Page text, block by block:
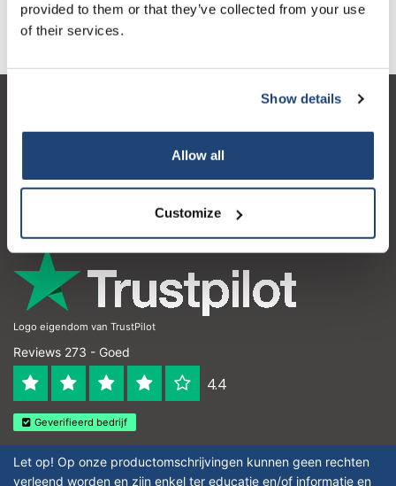
provided to them or that they’ve collected from your use
of their services.
Show details
Allow all
Customize
Informatie
Contactgegevens
Logo eigendom van TrustPilot
Reviews 273 - Goed
4.4
Geverifieerd bedrijf
Let op! Op onze productomschrijvingen kunnen geen rechten
verleend worden en zijn enkel ter educatie en/of informatie en